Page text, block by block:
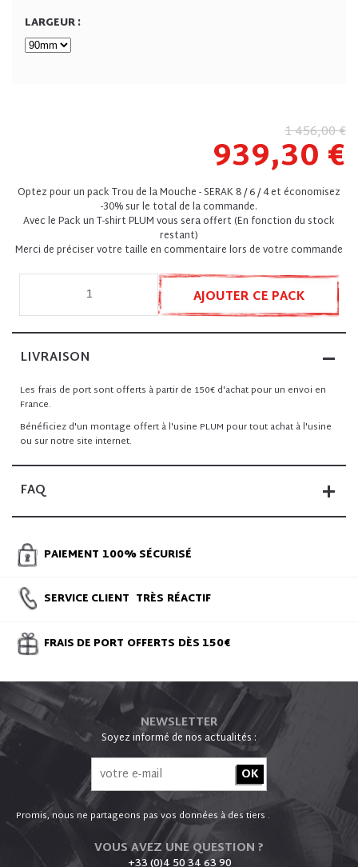
LARGEUR :
1 456,00 €
939,30 €
Optez pour un pack Trou de la Mouche - SERAK 8 / 6 / 4 et économisez
-30% sur le total de la commande.
Avec le Pack un T-shirt PLUM vous sera offert (En fonction du stock
restant)
Merci de préciser votre taille en commentaire lors de votre commande
AJOUTER CE PACK
LIVRAISON
Les frais de port sont offerts à partir de 150€ d'achat pour un envoi en
France.
Bénéficiez d'un montage offert à l'usine PLUM pour tout achat à l'usine
ou sur notre site internet.
FAQ
PAIEMENT 100% SÉCURISÉ
SERVICE CLIENT TRÈS RÉACTIF
FRAIS DE PORT OFFERTS DÈS 150€
NEWSLETTER
Soyez informé de nos actualités :
Promis, nous ne partageons pas vos données à des tiers .
VOUS AVEZ UNE QUESTION ?